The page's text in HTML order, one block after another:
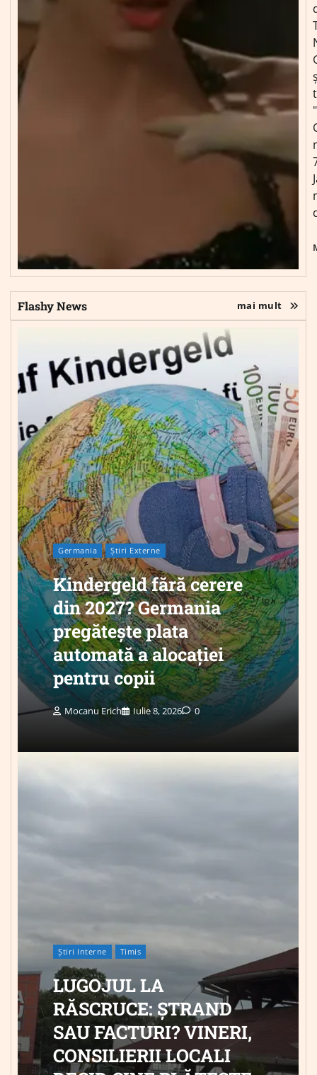
Flashy News mai mult
Germania Știri Externe
Kindergeld fără cerere
din 2027? Germania
pregătește plata
automată a alocației
pentru copii
Mocanu Erich Iulie 8, 2026 0
Știri Interne Timis
LUGOJUL LA
RĂSCRUCE: ȘTRAND
SAU FACTURI? VINERI,
CONSILIERII LOCALI